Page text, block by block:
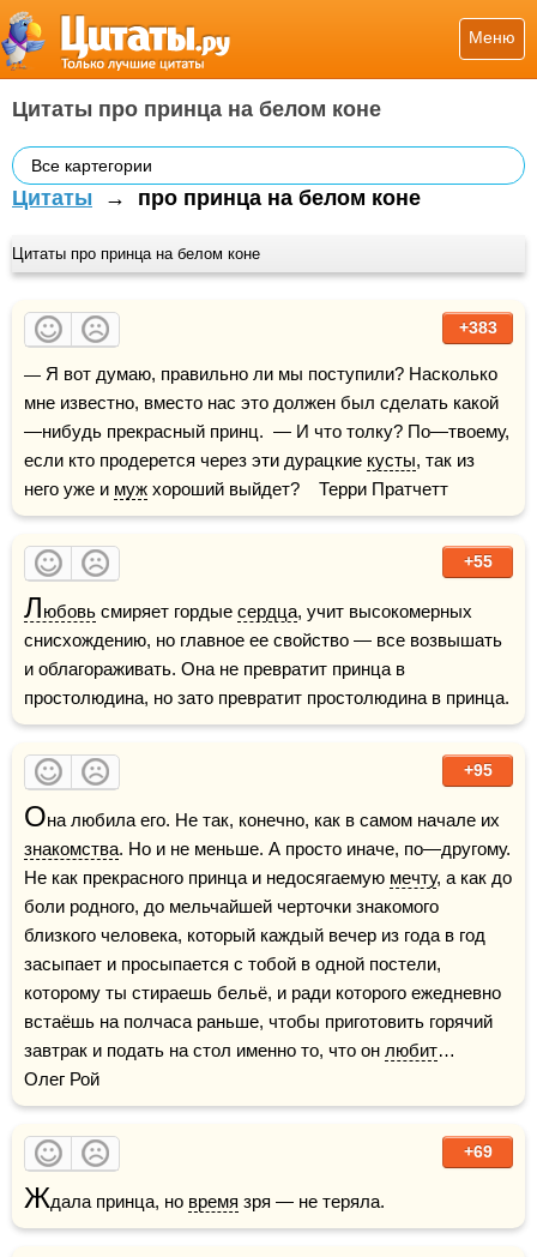
Меню
Цитаты про принца на белом коне
Все картегории
Цитаты → про принца на белом коне
Цитаты про принца на белом коне
+383
— Я вот думаю, правильно ли мы поступили? Насколько
мне известно, вместо нас это должен был сделать какой
—нибудь прекрасный принц.  — И что толку? По—твоему,
если кто продерется через эти дурацкие кусты, так из
него уже и муж хороший выйдет?    Терри Пратчетт
+55
Любовь смиряет гордые сердца, учит высокомерных
снисхождению, но главное ее свойство — все возвышать
и облагораживать. Она не превратит принца в
простолюдина, но зато превратит простолюдина в принца.
+95
О
знакомства. Но и не меньше. А просто иначе, по—другому.
Не как прекрасного принца и недосягаемую мечту, а как до
боли родного, до мельчайшей черточки знакомого
близкого человека, который каждый вечер из года в год
засыпает и просыпается с тобой в одной постели,
которому ты стираешь бельё, и ради которого ежедневно
встаёшь на полчаса раньше, чтобы приготовить горячий
завтрак и подать на стол именно то, что он любит…
Олег Рой
+69
Ждала принца, но время зря — не теряла.